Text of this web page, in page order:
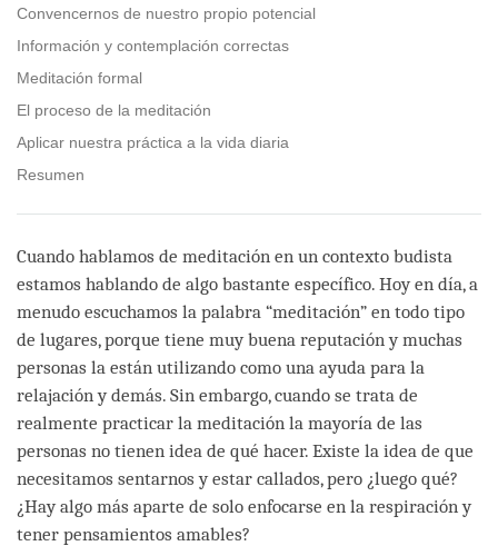
Convencernos de nuestro propio potencial
Información y contemplación correctas
Meditación formal
El proceso de la meditación
Aplicar nuestra práctica a la vida diaria
Resumen
Cuando hablamos de meditación en un contexto budista
estamos hablando de algo bastante específico. Hoy en día, a
menudo escuchamos la palabra “meditación” en todo tipo
de lugares, porque tiene muy buena reputación y muchas
personas la están utilizando como una ayuda para la
relajación y demás. Sin embargo, cuando se trata de
realmente practicar la meditación la mayoría de las
personas no tienen idea de qué hacer. Existe la idea de que
necesitamos sentarnos y estar callados, pero ¿luego qué?
¿Hay algo más aparte de solo enfocarse en la respiración y
tener pensamientos amables?